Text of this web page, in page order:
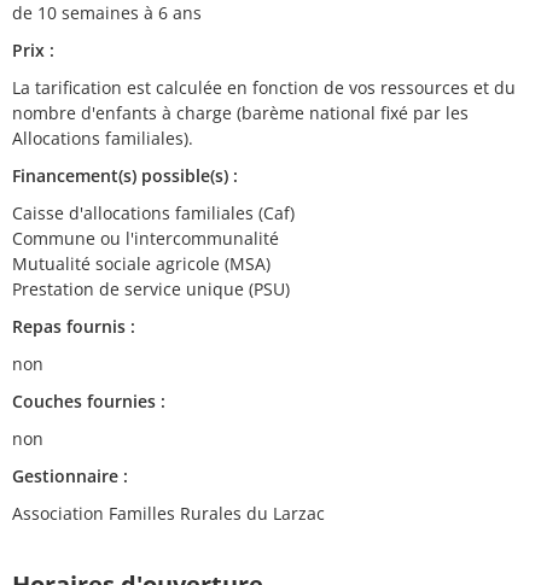
de 10 semaines à 6 ans
Prix :
La tarification est calculée en fonction de vos ressources et du
nombre d'enfants à charge (barème national fixé par les
Allocations familiales).
Financement(s) possible(s) :
Caisse d'allocations familiales (Caf)
Commune ou l'intercommunalité
Mutualité sociale agricole (MSA)
Prestation de service unique (PSU)
Repas fournis :
non
Couches fournies :
non
Gestionnaire :
Association Familles Rurales du Larzac